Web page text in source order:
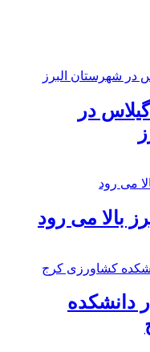
در
بالا می رود
دانشکده